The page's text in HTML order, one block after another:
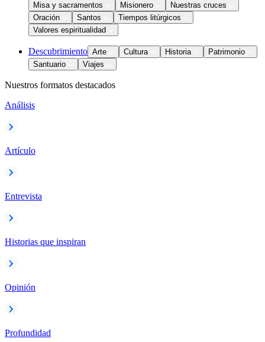
Misa y sacramentos
Misionero
Nuestras cruces
Oración
Santos
Tiempos litúrgicos
Valores espiritualidad
Descubrimiento Arte Cultura Historia
Patrimonio
Santuario
Viajes
Nuestros formatos destacados
Análisis
Artículo
Entrevista
Historias que inspiran
Opinión
Profundidad